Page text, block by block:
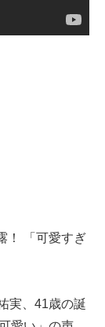
！ 「可愛すぎ
実、41歳の誕